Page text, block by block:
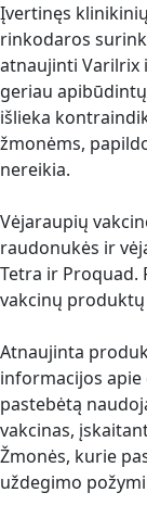
Įvertinęs
rinkodaros
atnaujinti Varilrix
geriau
išlieka
žmonėms,
nereikia.
Vėjaraupių
raudonukės ir
Tetra ir Proquad.
vakcinų
Atnaujinta
informacijos
pastebėtą
vakcinas,
Žmonės, kurie
uždegimo